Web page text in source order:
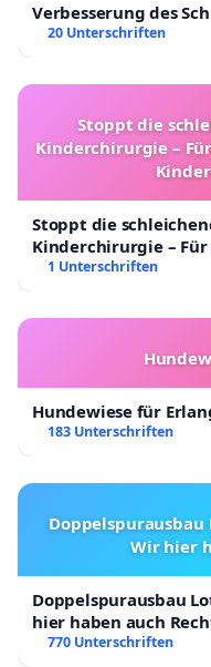
Verbesserung des
20 Unterschriften
Stoppt die
Kinderchirurgie –
Stoppt die
Kinderchirurgie –
Kinder in Deutschland
1 Unterschriften
Hundewiese für
183 Unterschriften
Wir hier
Doppelspurausbau
hier haben auch
770 Unterschriften